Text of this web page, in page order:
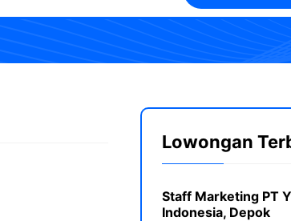
Lowongan
Staff Marketing PT
Indonesia, Depok